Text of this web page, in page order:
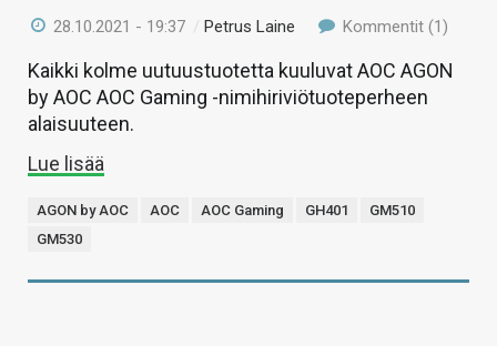
28.10.2021 - 19:37 /Petrus Laine Kommentit (1)
Kaikki kolme uutuustuotetta kuuluvat AOC AGON
by AOC AOC Gaming -nimihiriviötuoteperheen
alaisuuteen.
Lue lisää
AGON by AOC AOC AOC Gaming GH401
GM510
GM530